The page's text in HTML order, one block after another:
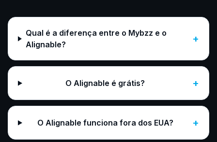
Qual é a diferença entre o Mybzz e o
Alignable?
+
O Alignable é grátis? +
O Alignable funciona fora dos EUA? +